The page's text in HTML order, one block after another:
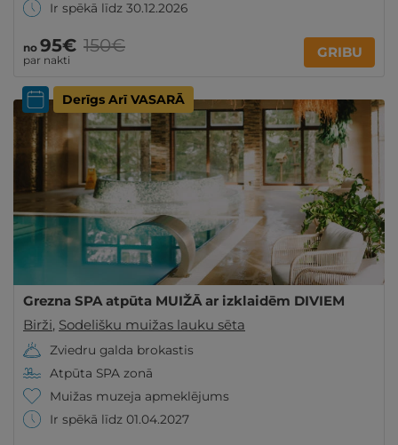
Ir spēkā līdz 30.12.2026
no 95€
par nakti
150€ GRIBU
Derīgs Arī VASARĀ
Grezna SPA atpūta MUIŽĀ ar izklaidēm DIVIEM
Birži, Sodelišku muižas lauku sēta
Zviedru galda brokastis
Atpūta SPA zonā
Muižas muzeja apmeklējums
Ir spēkā līdz 01.04.2027